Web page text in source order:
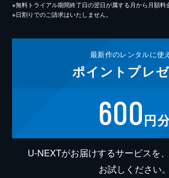
※無料トライアル期間終了日の翌日が属する月から月額料
※日割りでのご請求はいたしません。
最新作のレンタルに使
ポイント プレ
600円
U-NEXTがお届けするサービスを
お試しください。